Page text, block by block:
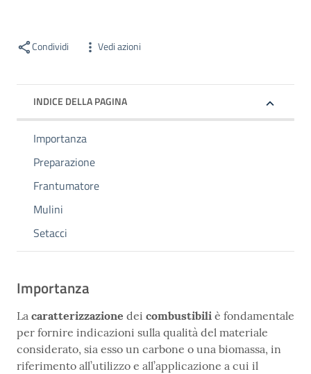
Condividi Vedi azioni
INDICE DELLA PAGINA
Importanza
Preparazione
Frantumatore
Mulini
Setacci
Importanza
La caratterizzazione dei combustibili è fondamentale
per fornire indicazioni sulla qualità del materiale
considerato, sia esso un carbone o una biomassa, in
riferimento all’utilizzo e all’applicazione a cui il